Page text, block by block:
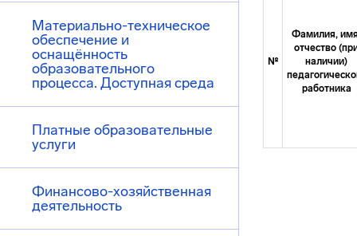
Материально-техническое
обеспечение и
оснащённость
образовательного
процесса. Доступная среда
Платные образовательные
услуги
Финансово-хозяйственная
деятельность
№
Фамилия,
отчество
наличии)
работника